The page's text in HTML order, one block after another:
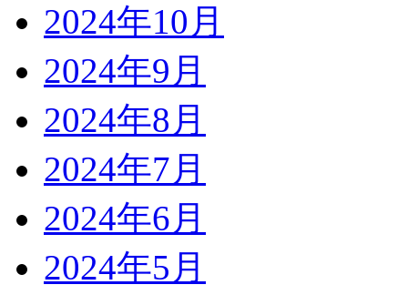
2024年10月
2024年9月
2024年8月
2024年7月
2024年6月
2024年5月